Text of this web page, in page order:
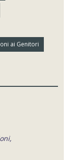
ai Genitori